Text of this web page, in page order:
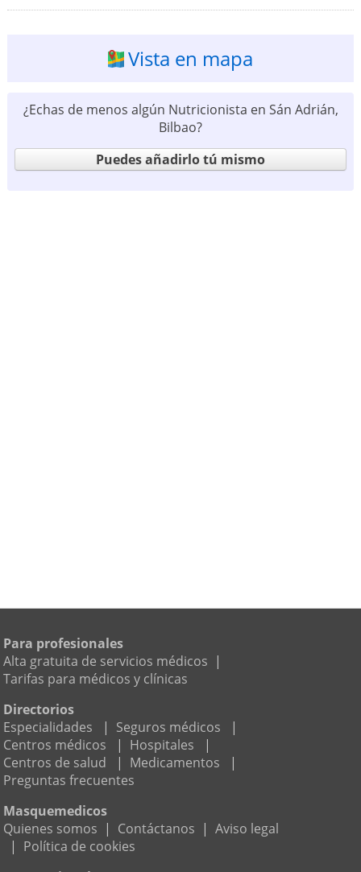
Vista en mapa
¿Echas de menos algún Nutricionista en Sán Adrián,
Bilbao?
Puedes añadirlo tú mismo
Para profesionales
Alta gratuita de servicios médicos |
Tarifas para médicos y clínicas
Directorios
Especialidades
| Seguros médicos
|
Centros médicos
| Hospitales
|
Centros de salud
| Medicamentos
|
Preguntas frecuentes
Masquemedicos
Quienes somos | Contáctanos | Aviso legal
| Política de cookies